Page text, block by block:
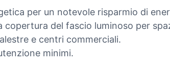
per un notevole risparmio di
copertura del fascio luminoso per
e centri commerciali.
minimi.